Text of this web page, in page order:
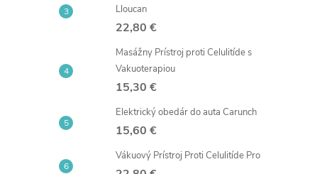
Lloucan
22,80 €
Masážny Prístroj proti Celulitíde s
Vakuoterapiou
15,30 €
Elektrický obedár do auta Carunch
15,60 €
Vákuový Prístroj Proti Celulitíde Pro